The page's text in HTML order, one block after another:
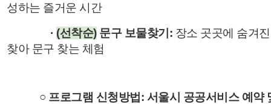
성하는 즐거운 시간
· (선착순)문구 보물찾기: 장소 곳곳에 숨겨
찾아 문구 찾는 체험
○ 프로그램 신청방법: 서울시 공공서비스 예약